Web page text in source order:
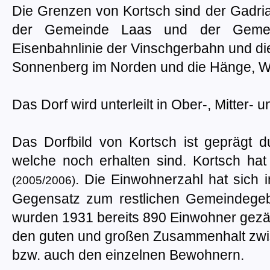
Die Grenzen von Kortsch sind der
der Gemeinde Laas und der
Eisenbahnlinie der Vinschgerbahn und
Sonnenberg im Norden und die Hänge,
Das Dorf wird unterleilt in Ober-, Mitter-
Das Dorfbild von Kortsch ist geprägt
welche noch erhalten sind. Kortsch
(2005/2006). Die Einwohnerzahl hat sich
Gegensatz zum restlichen
wurden 1931 bereits 890 Einwohner
den guten und großen Zusammenhalt
bzw. auch den einzelnen Bewohnern.